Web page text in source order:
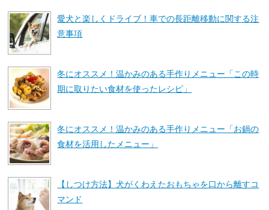
愛犬と楽しくドライブ！車での長距離移動に関する注
意事項
冬にオススメ！温かみのある手作りメニュー「この時
期に取りたい食材を使ったレシピ」
冬にオススメ！温かみのある手作りメニュー「お鍋の
食材を活用したメニュー」
【しつけ方法】犬がくわえたおもちゃを口から離すコ
マンド